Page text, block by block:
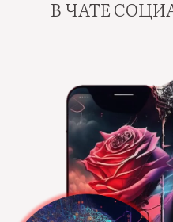
В ЧАТЕ